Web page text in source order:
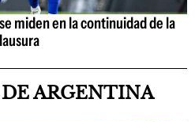
miden en la continuidad de la
ARGENTINA